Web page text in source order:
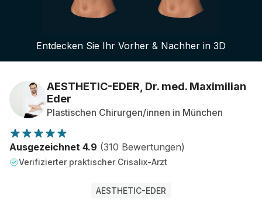
3D-Business-Plattform
Pläne
Bewertungen von Patienten
Entdecken Sie Ihr Vorher & Nachher in 3D
AESTHETIC-EDER, Dr. med. Maximilian
Eder
Plastischen Chirurgen/innen in München
Ausgezeichnet 4.9 (310 Bewertungen)
Verifizierter praktischer Crisalix-Arzt
AESTHETIC-EDER